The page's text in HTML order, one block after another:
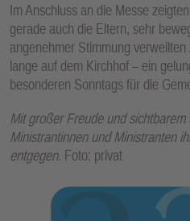
Im Anschluss an die Messe
gerade auch die Eltern, sehr
angenehmer Stimmung
lange auf dem Kirchhof – ein
besonderen Sonntags für die
Mit großer Freude und
Ministrantinnen und Ministranten
entgegen. Foto: privat